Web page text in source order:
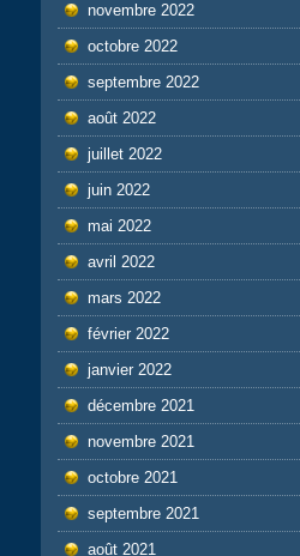
novembre 2022
octobre 2022
septembre 2022
août 2022
juillet 2022
juin 2022
mai 2022
avril 2022
mars 2022
février 2022
janvier 2022
décembre 2021
novembre 2021
octobre 2021
septembre 2021
août 2021